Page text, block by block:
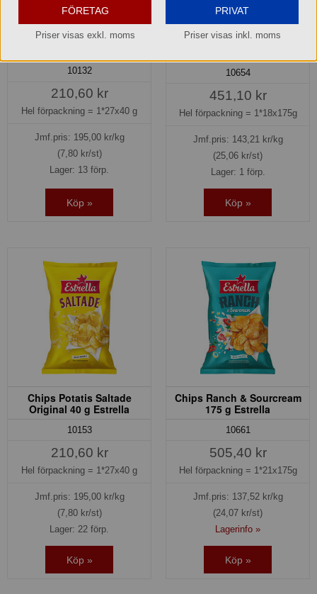
Chips Grill 40 g Estrella
10132
210,60 kr
Hel förpackning = 1*27x40 g
Jmf.pris: 195,00kr/kg
(7,80 kr/st)
Lager: 13 förp.
Köp »
Chips Potatis Saltade
10654
451,10 kr
Hel förpackning = 1*18x175g
Jmf.pris: 143,21 kr/kg
(25,06 kr/st)
Lager: 1 förp.
Köp »
Chips Potatis Saltade
Original 40 g Estrella
10153
210,60 kr
Hel förpackning = 1*27x40 g
Jmf.pris: 195,00kr/kg
(7,80 kr/st)
Lager: 22 förp.
Köp »
Chips Ranch & Sourcream
175 g Estrella
10661
505,40 kr
Hel förpackning = 1*21x175g
Jmf.pris: 137,52kr/kg
(24,07 kr/st)
Lagerinfo »
Köp »
FÖRETAG
Priser visas exkl. moms
PRIVAT
Priser visas inkl. moms